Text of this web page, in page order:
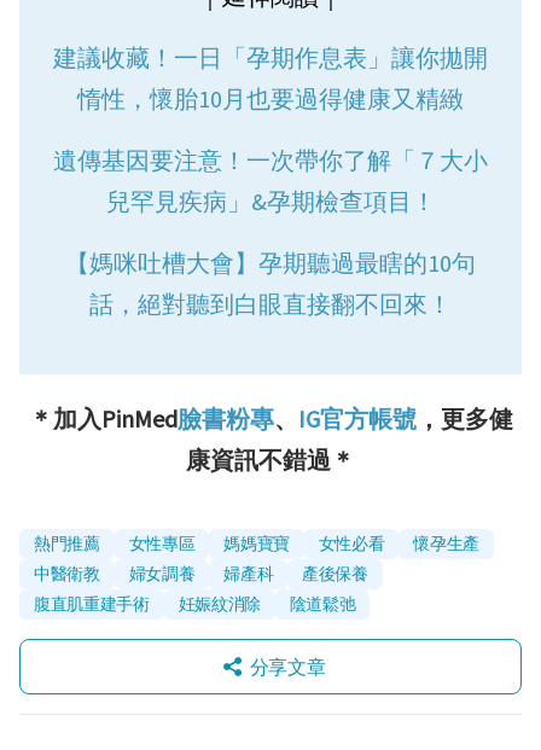
建議收藏！一日「孕期作息表」讓你拋開
惰性，懷胎10月也要過得健康又精緻
遺傳基因要注意！一次帶你了解「７大小
兒罕見疾病」&孕期檢查項目！
【媽咪吐槽大會】孕期聽過最瞎的10句
話，絕對聽到白眼直接翻不回來！
＊加入PinMed臉書粉專、 IG官方帳號，更多健
康資訊不錯過＊
熱門推薦 女性專區 媽媽寶寶 女性必看
懷孕生產
中醫衛教
婦女調養 婦產科
產後保養
腹直肌重建手術
妊娠紋消除 陰道鬆弛
分享文章